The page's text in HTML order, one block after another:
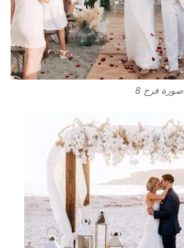
صورة فرح 8